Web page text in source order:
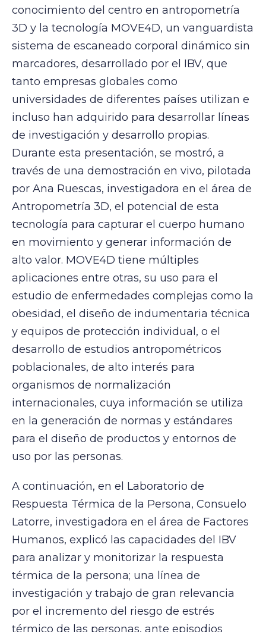
conocimiento del centro en antropometría
3D y la tecnología MOVE4D, un vanguardista
sistema de escaneado corporal dinámico sin
marcadores, desarrollado por el IBV, que
tanto empresas globales como
universidades de diferentes países utilizan e
incluso han adquirido para desarrollar líneas
de investigación y desarrollo propias.
Durante esta presentación, se mostró, a
través de una demostración en vivo, pilotada
por Ana Ruescas, investigadora en el área de
Antropometría 3D, el potencial de esta
tecnología para capturar el cuerpo humano
en movimiento y generar información de
alto valor. MOVE4D tiene múltiples
aplicaciones entre otras, su uso para el
estudio de enfermedades complejas como la
obesidad, el diseño de indumentaria técnica
y equipos de protección individual, o el
desarrollo de estudios antropométricos
poblacionales, de alto interés para
organismos de normalización
internacionales, cuya información se utiliza
en la generación de normas y estándares
para el diseño de productos y entornos de
uso por las personas.
A continuación, en el Laboratorio de
Respuesta Térmica de la Persona, Consuelo
Latorre, investigadora en el área de Factores
Humanos, explicó las capacidades del IBV
para analizar y monitorizar la respuesta
térmica de la persona; una línea de
investigación y trabajo de gran relevancia
por el incremento del riesgo de estrés
térmico de las personas, ante episodios